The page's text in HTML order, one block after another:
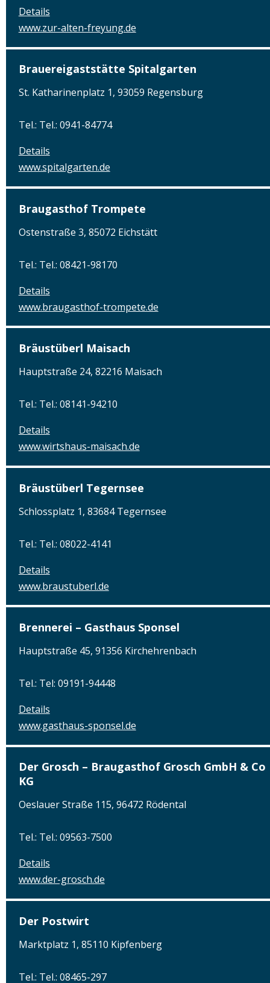
Details
www.zur-alten-freyung.de
Brauereigaststätte Spitalgarten
St. Katharinenplatz 1, 93059 Regensburg
Tel.: Tel.: 0941-84774
Details
www.spitalgarten.de
Braugasthof Trompete
Ostenstraße 3, 85072 Eichstätt
Tel.: Tel.: 08421-98170
Details
www.braugasthof-trompete.de
Bräustüberl Maisach
Hauptstraße 24, 82216 Maisach
Tel.: Tel.: 08141-94210
Details
www.wirtshaus-maisach.de
Bräustüberl Tegernsee
Schlossplatz 1, 83684 Tegernsee
Tel.: Tel.: 08022-4141
Details
www.braustuberl.de
Brennerei – Gasthaus Sponsel
Hauptstraße 45, 91356 Kirchehrenbach
Tel.: Tel: 09191-94448
Details
www.gasthaus-sponsel.de
Der Grosch – Braugasthof Grosch GmbH & Co
KG
Oeslauer Straße 115, 96472 Rödental
Tel.: Tel.: 09563-7500
Details
www.der-grosch.de
Der Postwirt
Marktplatz 1, 85110 Kipfenberg
Tel.: Tel.: 08465-297